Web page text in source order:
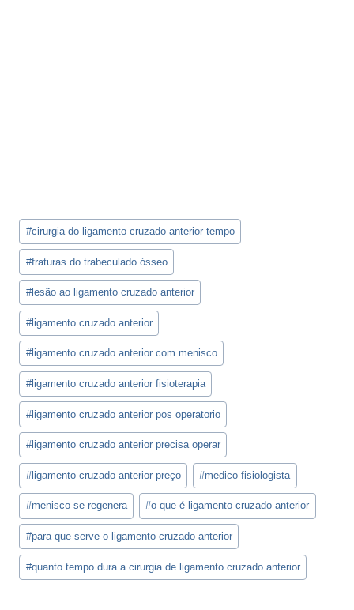
Tags
do
Post:
#cirurgia do ligamento cruzado anterior tempo
#fraturas do trabeculado ósseo
#lesão ao ligamento cruzado anterior
#ligamento cruzado anterior
#ligamento cruzado anterior com menisco
#ligamento cruzado anterior fisioterapia
#ligamento cruzado anterior pos operatorio
#ligamento cruzado anterior precisa operar
#ligamento cruzado anterior preço #medico fisiologista
#menisco se regenera #o que é ligamento cruzado anterior
#para que serve o ligamento cruzado anterior
#quanto tempo dura a cirurgia de ligamento cruzado anterior